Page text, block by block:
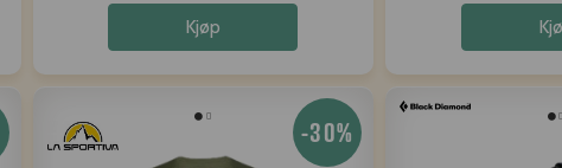
Kjøp
-30%